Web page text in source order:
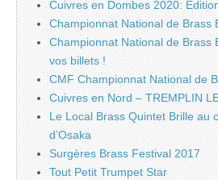
Cuivres en Dombes 2020:
Championnat National de Brass
Championnat National de Brass
vos billets !
CMF Championnat National de
Cuivres en Nord – TREMPLIN
Le Local Brass Quintet Brille au
d’Osaka
Surgères Brass Festival 2017
Tout Petit Trumpet Star